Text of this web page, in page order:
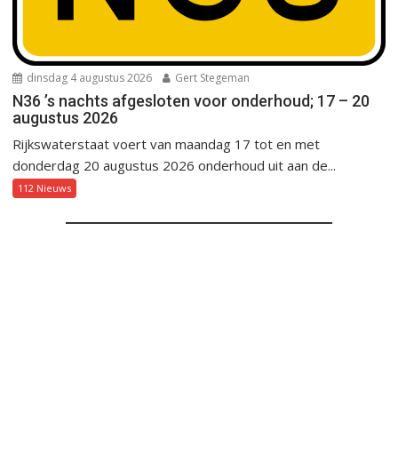
dinsdag 4 augustus 2026 Gert Stegeman
N36 ’s nachts afgesloten voor onderhoud; 17 – 20
augustus 2026
Rijkswaterstaat voert van maandag 17 tot en met
donderdag 20 augustus 2026 onderhoud uit aan de...
112 Nieuws